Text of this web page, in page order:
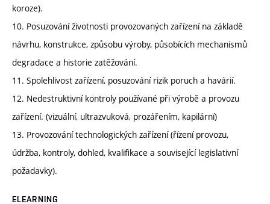
koroze).
10. Posuzování životnosti provozovaných zařízení na základě
návrhu, konstrukce, způsobu výroby, působících mechanismů
degradace a historie zatěžování.
11. Spolehlivost zařízení, posuzování rizik poruch a havárií.
12. Nedestruktivní kontroly používané při výrobě a provozu
zařízení. (vizuální, ultrazvuková, prozářením, kapilární)
13. Provozování technologických zařízení (řízení provozu,
údržba, kontroly, dohled, kvalifikace a související legislativní
požadavky).
ELEARNING